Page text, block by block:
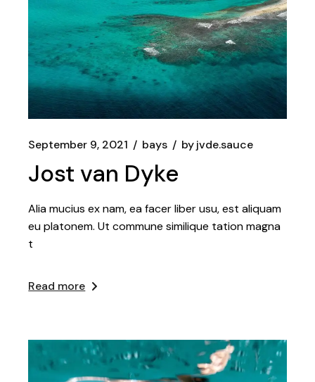
September 9, 2021 bays byjvde.sauce
Jost van Dyke
Alia mucius ex nam, ea facer liber usu, est aliquam
eu platonem. Ut commune similique tation magna
t
Read more